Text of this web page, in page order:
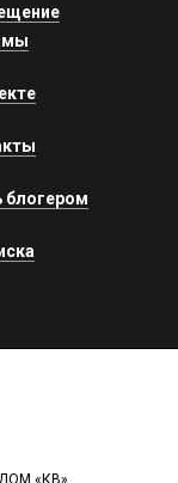
блогером
«КВ».